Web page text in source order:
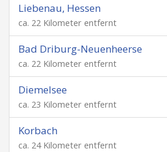
Liebenau, Hessen
ca. 22 Kilometer entfernt
Bad Driburg-Neuenheerse
ca. 22 Kilometer entfernt
Diemelsee
ca. 23 Kilometer entfernt
Korbach
ca. 24 Kilometer entfernt